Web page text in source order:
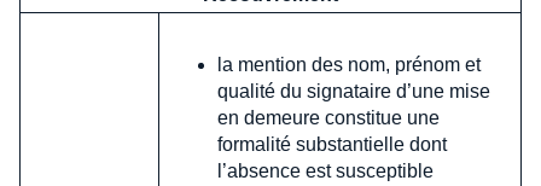
la mention des nom, prénom et
qualité du signataire d’une mise
en demeure constitue une
formalité substantielle dont
l’absence est susceptible